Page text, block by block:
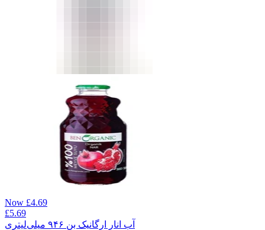
Now £4.69
£5.69
آب انار ارگانیک بن ۹۴۶ میلی‌لیتری